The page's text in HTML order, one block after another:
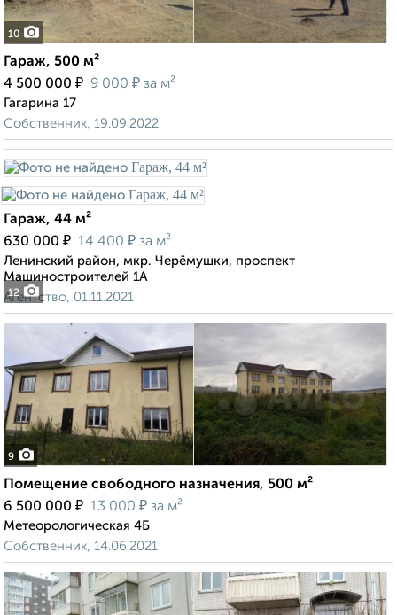
10
Гараж, 500 м²
4 500 000 ₽ 9 000 ₽ за м²
Гагарина 17
Собственник, 19.09.2022
12
Гараж, 44 м²
630 000 ₽ 14 400 ₽ за м²
Ленинский район, мкр. Черёмушки, проспект
Машиностроителей 1А
Агентство, 01.11.2021
9
Помещение свободного назначения, 500 м²
6 500 000 ₽ 13 000 ₽ за м²
Метеорологическая 4Б
Собственник, 14.06.2021